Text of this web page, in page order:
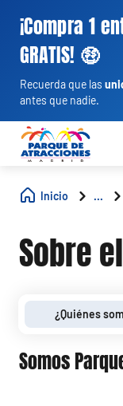
¡Compra 1
GRATIS! 🤑
Recuerda que las
antes que nadie.
Inicio ...
Sobre
¿Quiénes
Somos